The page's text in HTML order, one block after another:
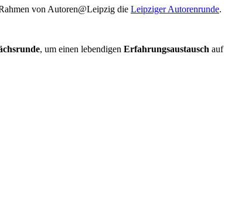
von Autoren@Leipzig die Leipziger Autorenrunde.
, um einen lebendigen Erfahrungsaustausch auf